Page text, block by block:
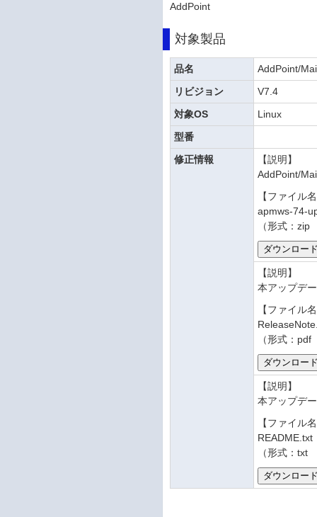
AddPoint
対象製品
品名
AddPoint/
リビジョン
V7.4
対象OS
Linux
型番
修正情報
【説明】
AddPoint/
【ファイル
apmws-74-
（形式：
【説明】
本アップデ
【ファイル
（形式：
【説明】
本アップデ
【ファイル
README.txt
（形式：txt